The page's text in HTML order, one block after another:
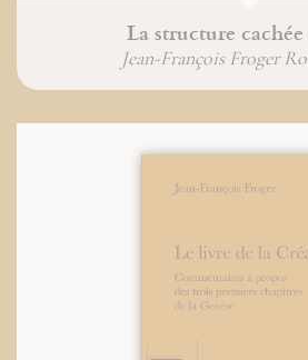
La structure
Jean-François Froger